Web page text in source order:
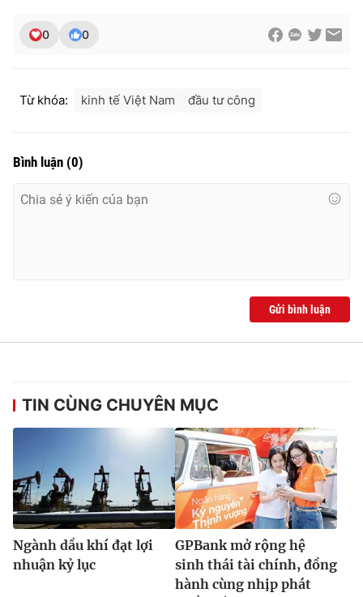
0 0
Từ khóa: kinh tế Việt Nam đầu tư công
Bình luận (0)
Gửi bình luận
TIN CÙNG CHUYÊN MỤC
Ngành dầu khí đạt lợi
nhuận kỷ lục
GPBank mở rộng hệ
sinh thái tài chính, đồng
hành cùng nhịp phát